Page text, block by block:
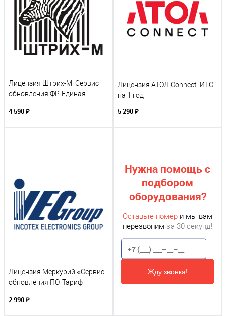
Лицензия Штрих-М: Сервис
обновления ФР. Единая
4 590 ₽
Лицензия АТОЛ Connect. ИТС
на 1 год
5 290 ₽
Лицензия Меркурий «Сервис
обновления ПО. Тариф
2 990 ₽
Нужна помощь с
подбором
оборудования?
Оставьте номер и мы вам
перезвоним за 30 секунд!
Жду звонка!